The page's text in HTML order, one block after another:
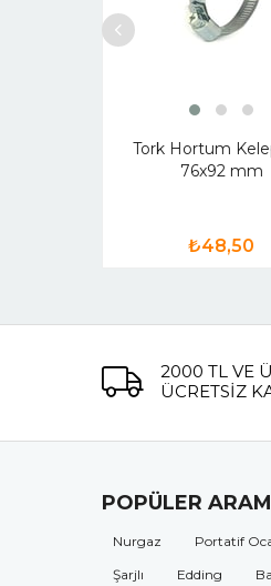
Tork Hortum
76x92 mm
₺48,50
2000 TL VE
ÜCRETSİZ
POPÜLER
Nurgaz Portatif
Şarjlı
Edding